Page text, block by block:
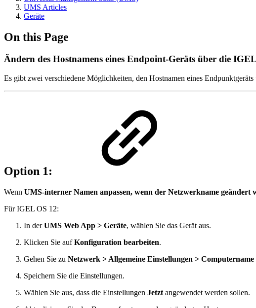
UMS Articles
Geräte
On this Page
Ändern des Hostnamens eines Endpoint-Geräts über die
Es gibt zwei verschiedene Möglichkeiten, den Hostnamen eines
Option 1:
Wenn UMS-interner Namen anpassen, wenn der Netzwerkname geändert
Für IGEL OS 12:
In derUMS Web App > Geräte, wählen Sie das Gerät aus.
Klicken Sie aufKonfiguration bearbeiten.
Gehen Sie zu Netzwerk > Allgemeine Einstellungen > Computername
Speichern Sie die Einstellungen.
Wählen Sie aus, dass die Einstellungen Jetzt angewendet werden sollen.